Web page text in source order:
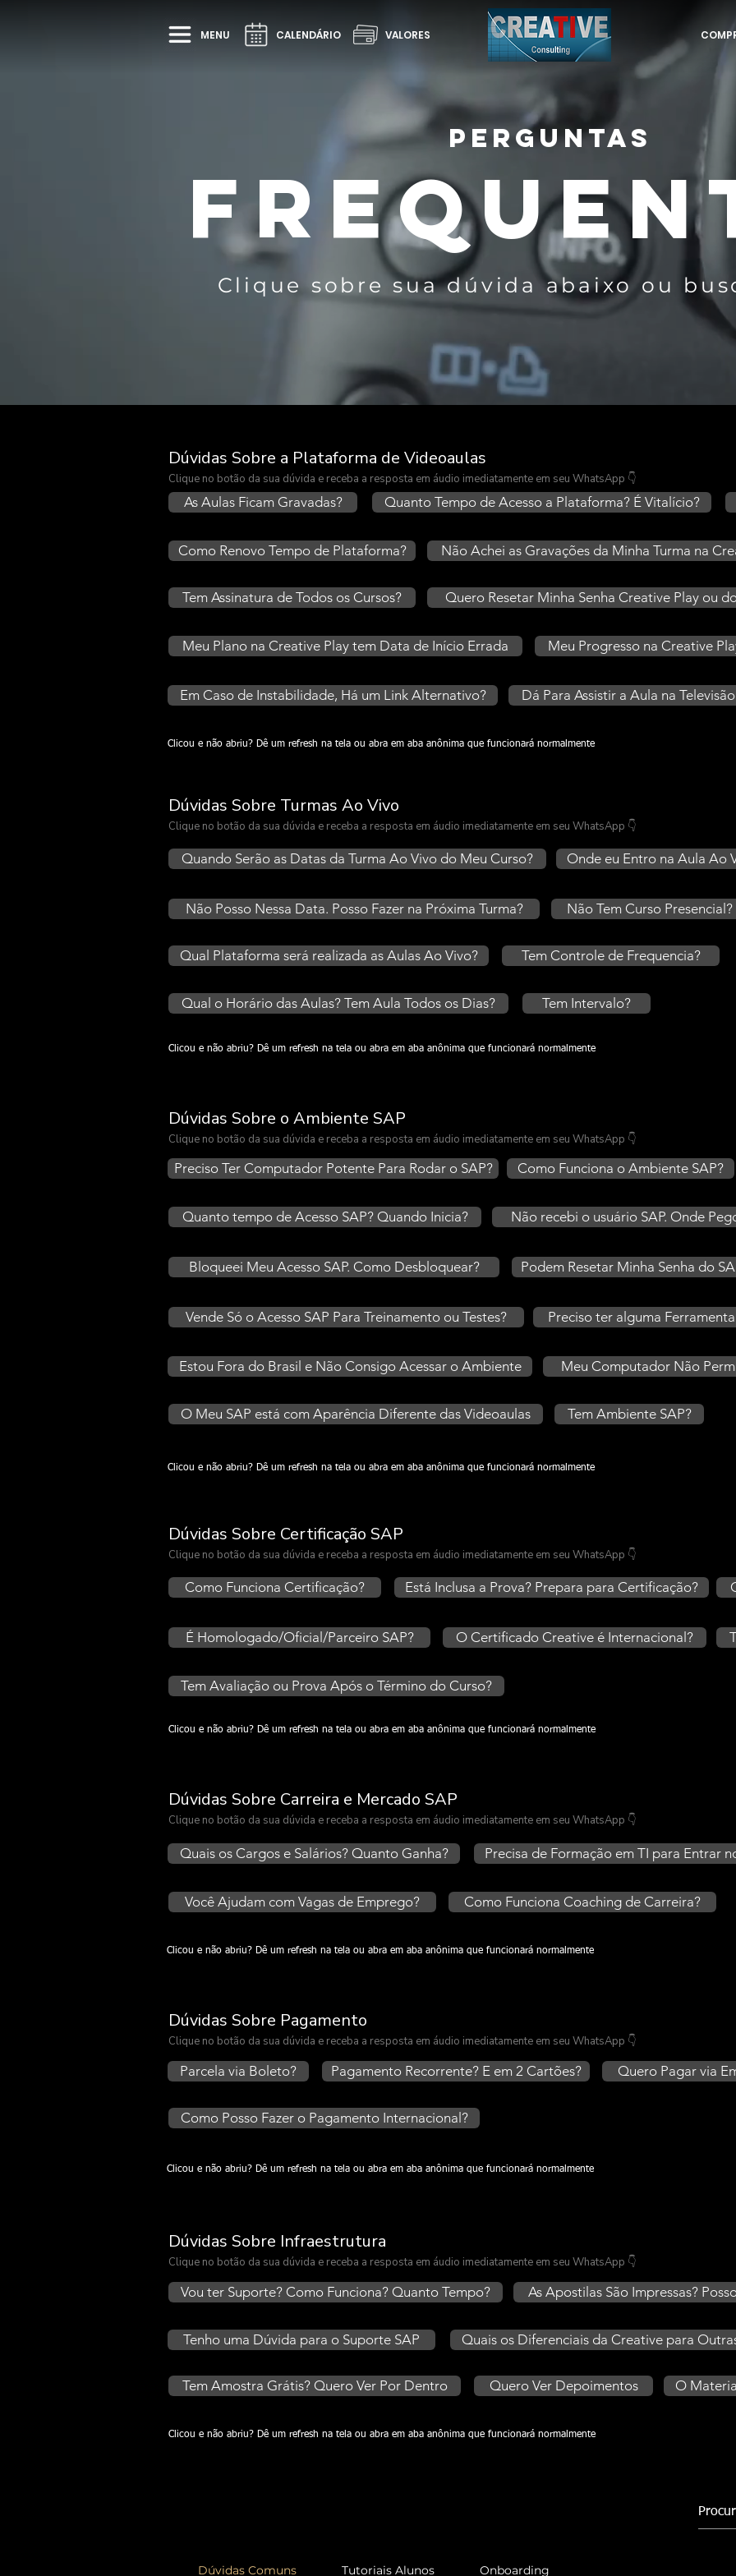
MENU CALENDÁRIO VALORES
PERGUNTAS
Clique sobre sua dúvida abaixo ou
Dúvidas Sobre a Plataforma de Videoaulas
Clique no botão da sua dúvida e receba a resposta em áudio imediatamente em seu WhatsApp 👇
As Aulas Ficam Gravadas? Quanto Tempo de Acesso a Plataforma? É Vitalício?
Como Renovo Tempo de Plataforma? Não Achei as Gravações da Minha Turma na
Tem Assinatura de Todos os Cursos? Quero Resetar Minha Senha Creative Play ou
Meu Plano na Creative Play tem Data de Início Errada Meu Progresso na Creative
Em Caso de Instabilidade, Há um Link Alternativo? Dá Para Assistir a Aula na
Clicou e não abriu? Dê um refresh na tela ou abra em aba anônima que funcionará normalmente
Dúvidas Sobre Turmas Ao Vivo
Clique no botão da sua dúvida e receba a resposta em áudio imediatamente em seu WhatsApp 👇
Quando Serão as Datas da Turma Ao Vivo do Meu Curso? Onde eu Entro na Aula Ao
Não Posso Nessa Data. Posso Fazer na Próxima Turma? Não Tem Curso Presencial?
Qual Plataforma será realizada as Aulas Ao Vivo? Tem Controle de Frequencia?
Qual o Horário das Aulas? Tem Aula Todos os Dias? Tem Intervalo?
Clicou e não abriu? Dê um refresh na tela ou abra em aba anônima que funcionará normalmente
Dúvidas Sobre o Ambiente SAP
Clique no botão da sua dúvida e receba a resposta em áudio imediatamente em seu WhatsApp 👇
Preciso Ter Computador Potente Para Rodar o SAP? Como Funciona o Ambiente SAP?
Quanto tempo de Acesso SAP? Quando Inicia? Não recebi o usuário SAP. Onde
Bloqueei Meu Acesso SAP. Como Desbloquear? Podem Resetar Minha Senha do
Vende Só o Acesso SAP Para Treinamento ou Testes? Preciso ter alguma
Estou Fora do Brasil e Não Consigo Acessar o Ambiente Meu Computador Não
O Meu SAP está com Aparência Diferente das Videoaulas Tem Ambiente SAP?
Clicou e não abriu? Dê um refresh na tela ou abra em aba anônima que funcionará normalmente
Dúvidas Sobre Certificação SAP
Clique no botão da sua dúvida e receba a resposta em áudio imediatamente em seu WhatsApp 👇
Como Funciona Certificação? Está Inclusa a Prova? Prepara para Certificação?
É Homologado/Oficial/Parceiro SAP? O Certificado Creative é Internacional?
Tem Avaliação ou Prova Após o Término do Curso?
Clicou e não abriu? Dê um refresh na tela ou abra em aba anônima que funcionará normalmente
Dúvidas Sobre Carreira e Mercado SAP
Clique no botão da sua dúvida e receba a resposta em áudio imediatamente em seu WhatsApp 👇
Quais os Cargos e Salários? Quanto Ganha? Precisa de Formação em TI para Entrar
Você Ajudam com Vagas de Emprego? Como Funciona Coaching de Carreira?
Clicou e não abriu? Dê um refresh na tela ou abra em aba anônima que funcionará normalmente
Dúvidas Sobre Pagamento
Clique no botão da sua dúvida e receba a resposta em áudio imediatamente em seu WhatsApp 👇
Parcela via Boleto? Pagamento Recorrente? E em 2 Cartões? Quero Pagar via
Como Posso Fazer o Pagamento Internacional?
Clicou e não abriu? Dê um refresh na tela ou abra em aba anônima que funcionará normalmente
Dúvidas Sobre Infraestrutura
Clique no botão da sua dúvida e receba a resposta em áudio imediatamente em seu WhatsApp 👇
Vou ter Suporte? Como Funciona? Quanto Tempo? As Apostilas São Impressas?
Tenho uma Dúvida para o Suporte SAP Quais os Diferenciais da Creative para
Tem Amostra Grátis? Quero Ver Por Dentro Quero Ver Depoimentos O
Clicou e não abriu? Dê um refresh na tela ou abra em aba anônima que funcionará normalmente
Dúvidas Comuns Tutoriais Alunos Onboarding